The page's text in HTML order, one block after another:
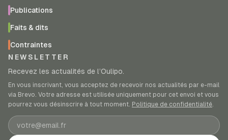
Publications
Faits & dits
Contraintes
NEWSLETTER
Recevez les actualités de l’Oulipo.
En vous inscrivant, vous acceptez de recevoir nos actualités par e-mail
via Brevo. Votre adresse est utilisée uniquement pour cet envoi et vous
pourrez vous désinscrire à tout moment. Politique de confidentialité.
Adresse e-mail